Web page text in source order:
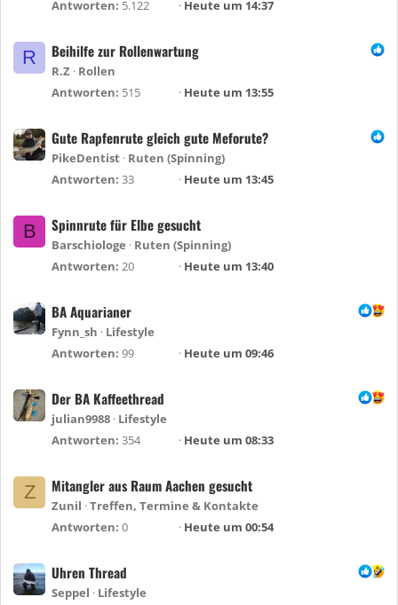
Antworten 5.122 Heute um 14:37
R Beihilfe zur Rollenwartung
R.Z
Rollen
Antworten 515 Heute um 13:55
Gute Rapfenrute gleich gute Meforute?
PikeDentist
Ruten (Spinning)
Antworten 33 Heute um 13:45
B Spinnrute für Elbe gesucht
Barschiologe
Ruten (Spinning)
Antworten 20 Heute um 13:40
BA Aquarianer
Fynn_sh
Lifestyle
Antworten 99 Heute um 09:46
Der BA Kaffeethread
julian9988 Lifestyle
Antworten 354 Heute um 08:33
Z Mitangler aus Raum Aachen gesucht
Zunil Treffen, Termine & Kontakte
Antworten 0 Heute um 00:54
Uhren Thread
Seppel
Lifestyle